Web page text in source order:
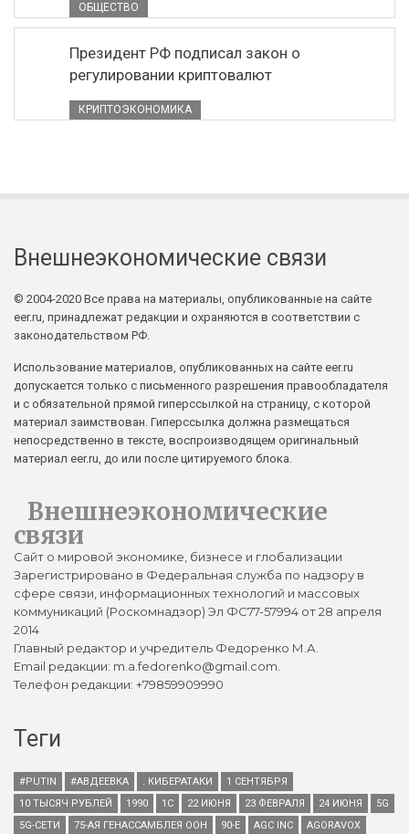
ОБЩЕСТВО
Президент РФ подписал закон о
регулировании криптовалют
КРИПТОЭКОНОМИКА
Внешнеэкономические связи
© 2004-2020 Все права на материалы, опубликованные на сайте
eer.ru, принадлежат редакции и охраняются в соответствии с
законодательством РФ.
Использование материалов, опубликованных на сайте eer.ru
допускается только с письменного разрешения правообладателя
и с обязательной прямой гиперссылкой на страницу, с которой
материал заимствован. Гиперссылка должна размещаться
непосредственно в тексте, воспроизводящем оригинальный
материал eer.ru, до или после цитируемого блока.
Внешнеэкономические
связи
Сайт о мировой экономике, бизнесе и глобализации
Зарегистрировано в Федеральная служба по надзору в
сфере связи, информационных технологий и массовых
коммуникаций (Роскомнадзор) Эл ФС77-57994 от 28 апреля
2014
Главный редактор и учредитель Федоренко М.А.
Email редакции: m.a.fedorenko@gmail.com.
Телефон редакции: +79859909990
Теги
#PUTIN #АВДЕЕВКА . КИБЕРАТАКИ
1 СЕНТЯБРЯ
10 ТЫСЯЧ РУБЛЕЙ
1990 1С 22 ИЮНЯ 23 ФЕВРАЛЯ 24 ИЮНЯ
5G
5G-СЕТИ
75-АЯ ГЕНАССАМБЛЕЯ ООН 90-Е AGC INC
AGORAVOX